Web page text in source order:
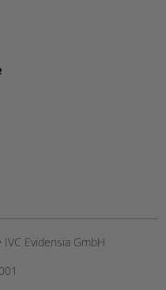
IVC Evidensia GmbH